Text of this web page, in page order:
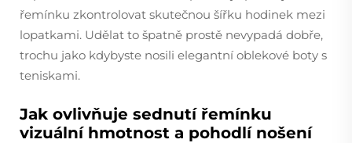
řemínku zkontrolovat skutečnou šířku hodinek mezi
lopatkami. Udělat to špatně prostě nevypadá dobře,
trochu jako kdybyste nosili elegantní oblekové boty s
teniskami.
Jak ovlivňuje sednutí řemínku
vizuální hmotnost a pohodlí nošení